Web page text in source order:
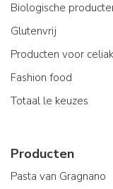
Biologische
Glutenvrij
Producten voor
Fashion food
Totaal le keuzes
Producten
Pasta van Gragnano